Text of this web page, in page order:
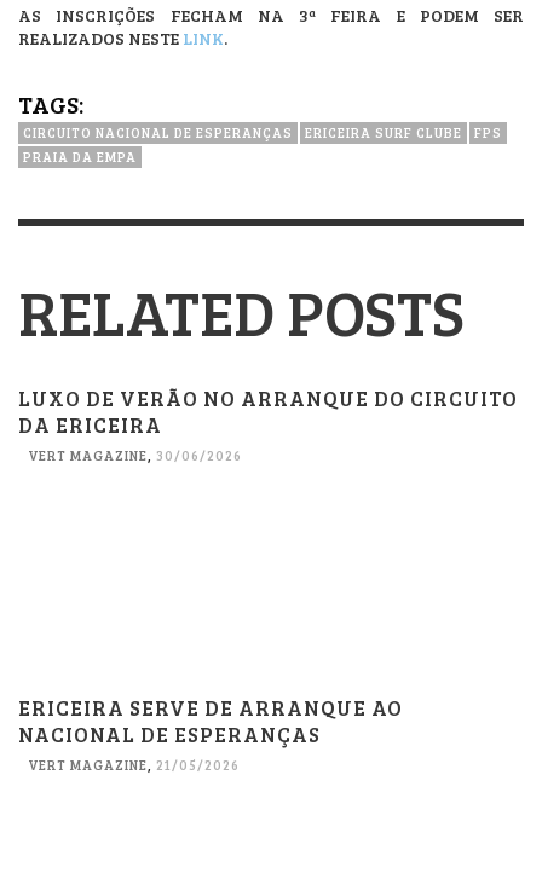
AS INSCRIÇÕES FECHAM NA 3ª FEIRA E PODEM SER
REALIZADOS NESTE LINK.
TAGS:
CIRCUITO NACIONAL DE ESPERANÇAS ERICEIRA SURF CLUBE
FPS
PRAIA DA EMPA
RELATED POSTS
LUXO DE VERÃO NO ARRANQUE DO CIRCUITO
DA ERICEIRA
VERT MAGAZINE 30/06/2026
ERICEIRA SERVE DE ARRANQUE AO
NACIONAL DE ESPERANÇAS
VERT MAGAZINE, 21/05/2026